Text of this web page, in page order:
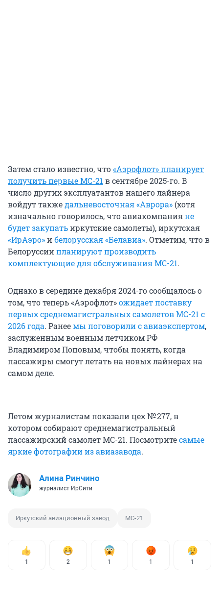
Затем стало известно, что«Аэрофлот» планирует
получить первые МС-21 в сентябре 2025-го. В
число других эксплуатантов нашего лайнера
войдут такжедальневосточная «Аврора» (хотя
изначально говорилось, что авиакомпанияне
будет закупатьиркутские самолеты), иркутская
«ИрАэро»ибелорусская «Белавиа». Отметим, что в
Белоруссиипланируют производить
комплектующие для обслуживания МС-21.
Однако в середине декабря 2024-го сообщалось о
том, что теперь «Аэрофлот»ожидает поставку
первых среднемагистральных самолетов МС-21 с
2026 года. Ранеемы поговорили с авиаэкспертом,
заслуженным военным летчиком РФ
Владимиром Поповым, чтобы понять, когда
пассажиры смогут летать на новых лайнерах на
самом деле.
Летом журналистам показали цех № 277, в
котором собирают среднемагистральный
пассажирский самолет МС-21. Посмотритесамые
яркие фотографии из авиазавода.
Алина Ринчино
журналист ИрСити
Иркутский авиационный завод МС-21
1 2 1 1 1